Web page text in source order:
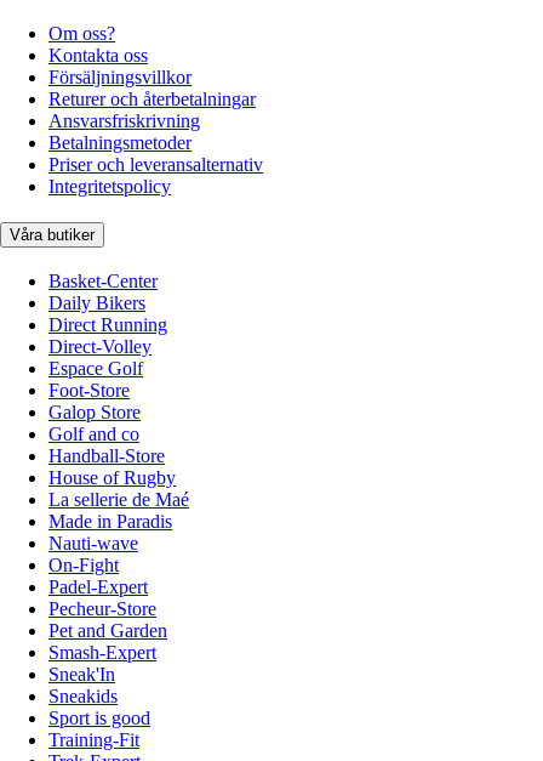
Om oss?
Kontakta oss
Försäljningsvillkor
Returer och återbetalningar
Ansvarsfriskrivning
Betalningsmetoder
Priser och leveransalternativ
Integritetspolicy
Våra butiker
Basket-Center
Daily Bikers
Direct Running
Direct-Volley
Espace Golf
Foot-Store
Galop Store
Golf and co
Handball-Store
House of Rugby
La sellerie de Maé
Made in Paradis
Nauti-wave
On-Fight
Padel-Expert
Pecheur-Store
Pet and Garden
Smash-Expert
Sneak'In
Sneakids
Sport is good
Training-Fit